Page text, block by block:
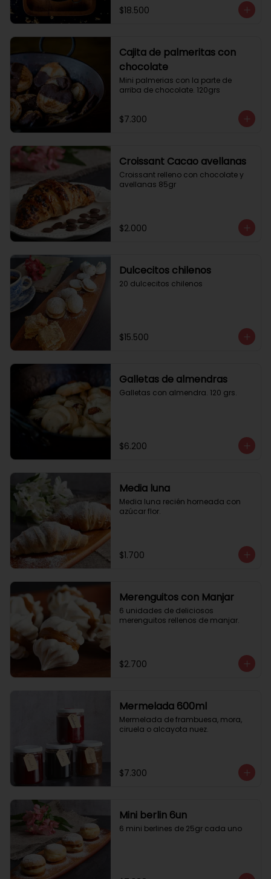
$18.500
Cajita de palmeritas con
chocolate
Mini palmerias con la parte de
arriba de chocolate. 120grs
$7.300
Croissant Cacao avellanas
Croissant relleno con chocolate y
avellanas 85gr
$2.000
Dulcecitos chilenos
20 dulcecitos chilenos
$15.500
Galletas de almendras
Galletas con almendra. 120 grs.
$6.200
Media luna
Media luna recién horneada con
azúcar flor.
$1.700
Merenguitos con Manjar
6 unidades de deliciosos
merenguitos rellenos de manjar.
$2.700
Mermelada 600ml
Mermelada de frambuesa, mora,
ciruela o alcayota nuez.
$7.300
Mini berlin 6un
6 mini berlines de 25gr cada uno